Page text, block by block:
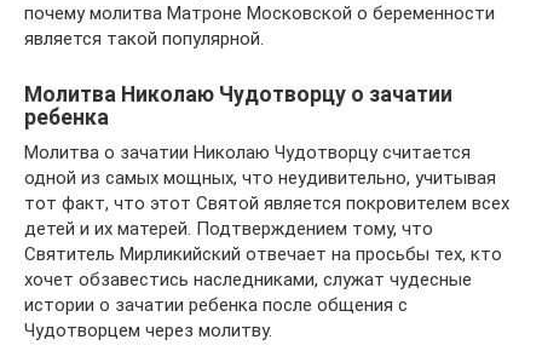
почему молитва Матроне Московской о беременности
является такой популярной.
Молитва Николаю Чудотворцу о зачатии
ребенка
Молитва о зачатии Николаю Чудотворцу считается
одной из самых мощных, что неудивительно, учитывая
тот факт, что этот Святой является покровителем всех
детей и их матерей. Подтверждением тому, что
Святитель Мирликийский отвечает на просьбы тех, кто
хочет обзавестись наследниками, служат чудесные
истории о зачатии ребенка после общения с
Чудотворцем через молитву.